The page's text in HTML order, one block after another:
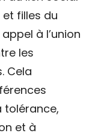
filles du
à l’union
les
Cela
tolérance,
et à